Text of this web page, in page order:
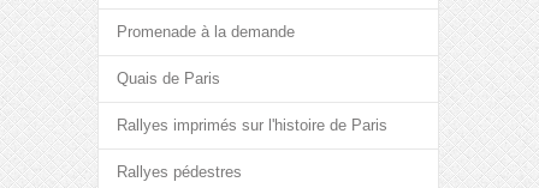
Promenade à la demande
Quais de Paris
Rallyes imprimés sur l'histoire de Paris
Rallyes pédestres